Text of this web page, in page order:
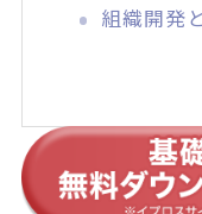
組織開発